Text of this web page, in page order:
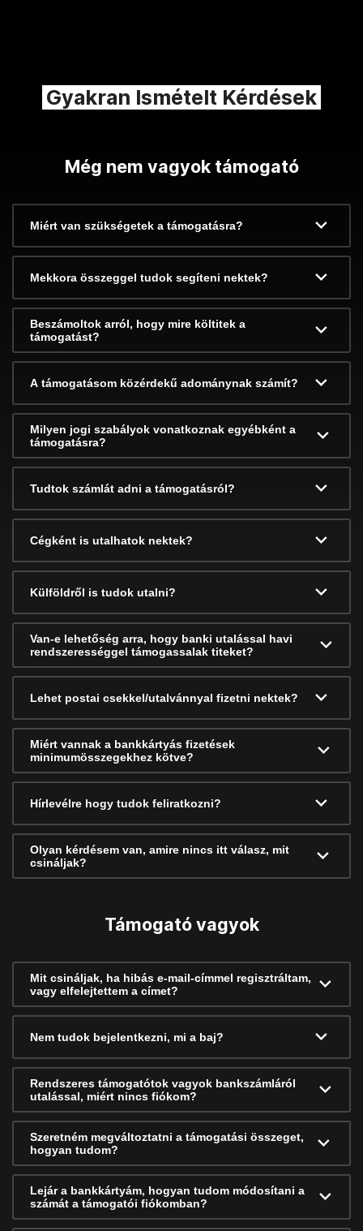
Gyakran Ismételt Kérdések
Még nem vagyok támogató
Miért van szükségetek a támogatásra?
Mekkora összeggel tudok segíteni nektek?
Beszámoltok arról, hogy mire költitek a
támogatást?
A támogatásom közérdekű adománynak számít?
Milyen jogi szabályok vonatkoznak egyébként a
támogatásra?
Tudtok számlát adni a támogatásról?
Cégként is utalhatok nektek?
Külföldről is tudok utalni?
Van-e lehetőség arra, hogy banki utalással havi
rendszerességgel támogassalak titeket?
Lehet postai csekkel/utalvánnyal fizetni nektek?
Miért vannak a bankkártyás fizetések
minimumösszegekhez kötve?
Hírlevélre hogy tudok feliratkozni?
Olyan kérdésem van, amire nincs itt válasz, mit
csináljak?
Támogató vagyok
Mit csináljak, ha hibás e-mail-címmel regisztráltam,
vagy elfelejtettem a címet?
Nem tudok bejelentkezni, mi a baj?
Rendszeres támogatótok vagyok bankszámláról
utalással, miért nincs fiókom?
Szeretném megváltoztatni a támogatási összeget,
hogyan tudom?
Lejár a bankkártyám, hogyan tudom módosítani a
számát a támogatói fiókomban?